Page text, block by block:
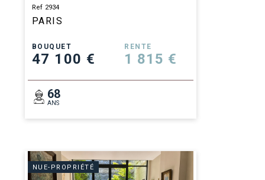
Ref 2934
PARIS
BOUQUET
47 100 €
RENTE
1 815 €
68
ANS
NUE-PROPRIÉTÉ